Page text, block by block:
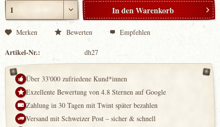
In denWarenkorb
Merken Bewerten Empfehlen
Artikel-Nr.: dh27
Über 33'000 zufriedene Kund*innen
Exzellente Bewertung von 4.8 Sternen auf Google
Zahlung in 30 Tagen mit Twint später bezahlen
Versand mit Schweizer Post – sicher & schnell